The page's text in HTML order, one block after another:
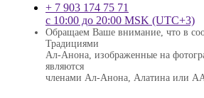
+ 7 903 174 75 71
с 10:00 до 20:00 MSK (UTC+3)
Обращаем Ваше внимание, что в
Традициями
Ал-Анона, изображенные на
являются
членами Ал-Анона, Алатина или